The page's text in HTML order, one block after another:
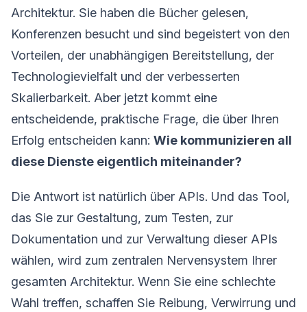
Architektur. Sie haben die Bücher gelesen,
Konferenzen besucht und sind begeistert von den
Vorteilen, der unabhängigen Bereitstellung, der
Technologievielfalt und der verbesserten
Skalierbarkeit. Aber jetzt kommt eine
entscheidende, praktische Frage, die über Ihren
Erfolg entscheiden kann: Wie kommunizieren all
diese Dienste eigentlich miteinander?
Die Antwort ist natürlich über APIs. Und das Tool,
das Sie zur Gestaltung, zum Testen, zur
Dokumentation und zur Verwaltung dieser APIs
wählen, wird zum zentralen Nervensystem Ihrer
gesamten Architektur. Wenn Sie eine schlechte
Wahl treffen, schaffen Sie Reibung, Verwirrung und